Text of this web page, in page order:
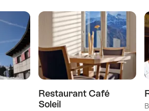
Restaurant Café
Soleil